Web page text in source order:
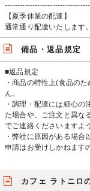
【夏季休業の配達】
通常通り配達いたします。
備品・返品規定
■返品規定
・商品の特性上(食品の
ん。
・調理・配達には細心の
た場合や、ご注文と異な
でご連絡くださいますよ
・弊社に原因がある場
申請はお受けしかねます
カフェ ラトニロ